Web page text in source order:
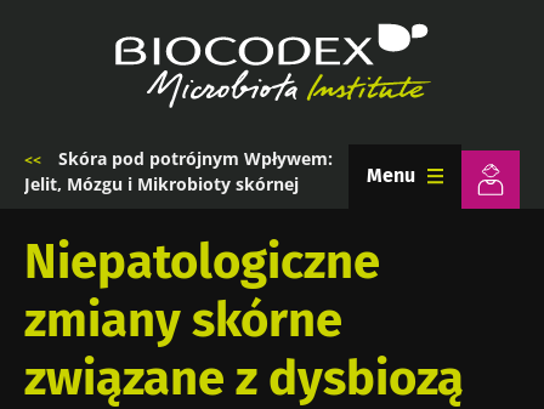
Ścieżka
nawigacyjna
Skóra pod potrójnym Wpływem:
Jelit, Mózgu i Mikrobioty skórnej
Menu
Niepatologiczne
zmiany skórne
związane z dysbiozą